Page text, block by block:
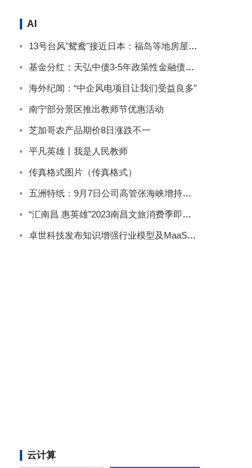
AI
13号台风"鸳鸯"接近日本：福岛等地房屋被淹停电 已致2人死亡
基金分红：天弘中债3-5年政策性金融债基金9月13日分红
海外纪闻：“中企风电项目让我们受益良多”
南宁部分景区推出教师节优惠活动
芝加哥农产品期价8日涨跌不一
平凡英雄丨我是人民教师
传真格式图片（传真格式）
五洲特纸：9月7日公司高管张海峡增持公司股份合计2000股
“汇南昌 惠英雄”2023南昌文旅消费季即将精彩来袭
卓世科技发布知识增强行业模型及MaaS产品系列
云计算